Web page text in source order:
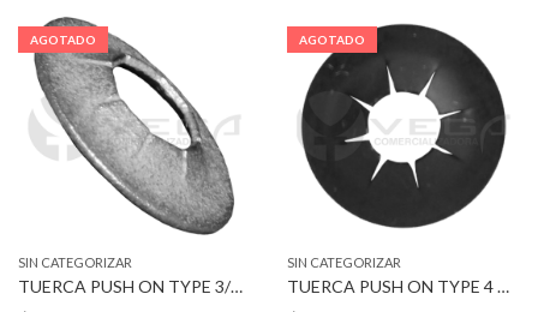
AGOTADO
SIN CATEGORIZAR
TUERCA PUSH ON TYPE 3/16″
AGOTADO
SIN CATEGORIZAR
TUERCA PUSH ON TYPE 4 MM STUD